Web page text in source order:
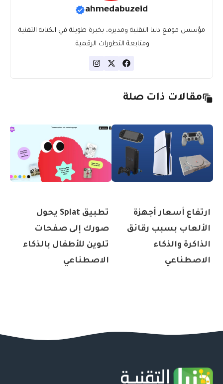
ahmedabuzeid
مؤسس موقع دنيا التقنية ومديره، بخبرة طويلة في الكتابة التقنية
ومتابعة التطورات الرقمية.
مقالات ذات صلة
ارتفاع أسعار أجهزة
الألعاب بسبب رقائق
الذاكرة والذكاء
الاصطناعي
تطبيق Splat يحول
صورك إلى صفحات
تلوين للأطفال بالذكاء
الاصطناعي